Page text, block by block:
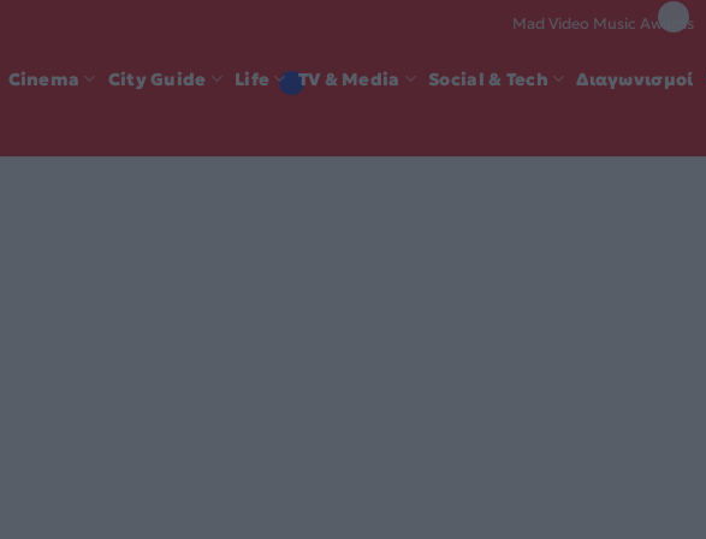
Mad Video Music Awards
Cinema City Guide Life TV & Media Social & Tech Διαγωνισμοί